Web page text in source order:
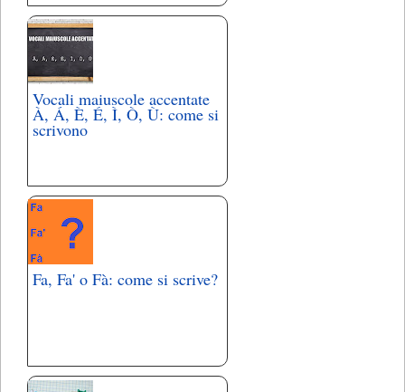
Vocali maiuscole accentate
À, Á, È, É, Ì, Ò, Ù: come si
scrivono
Fa, Fa' o Fà: come si scrive?